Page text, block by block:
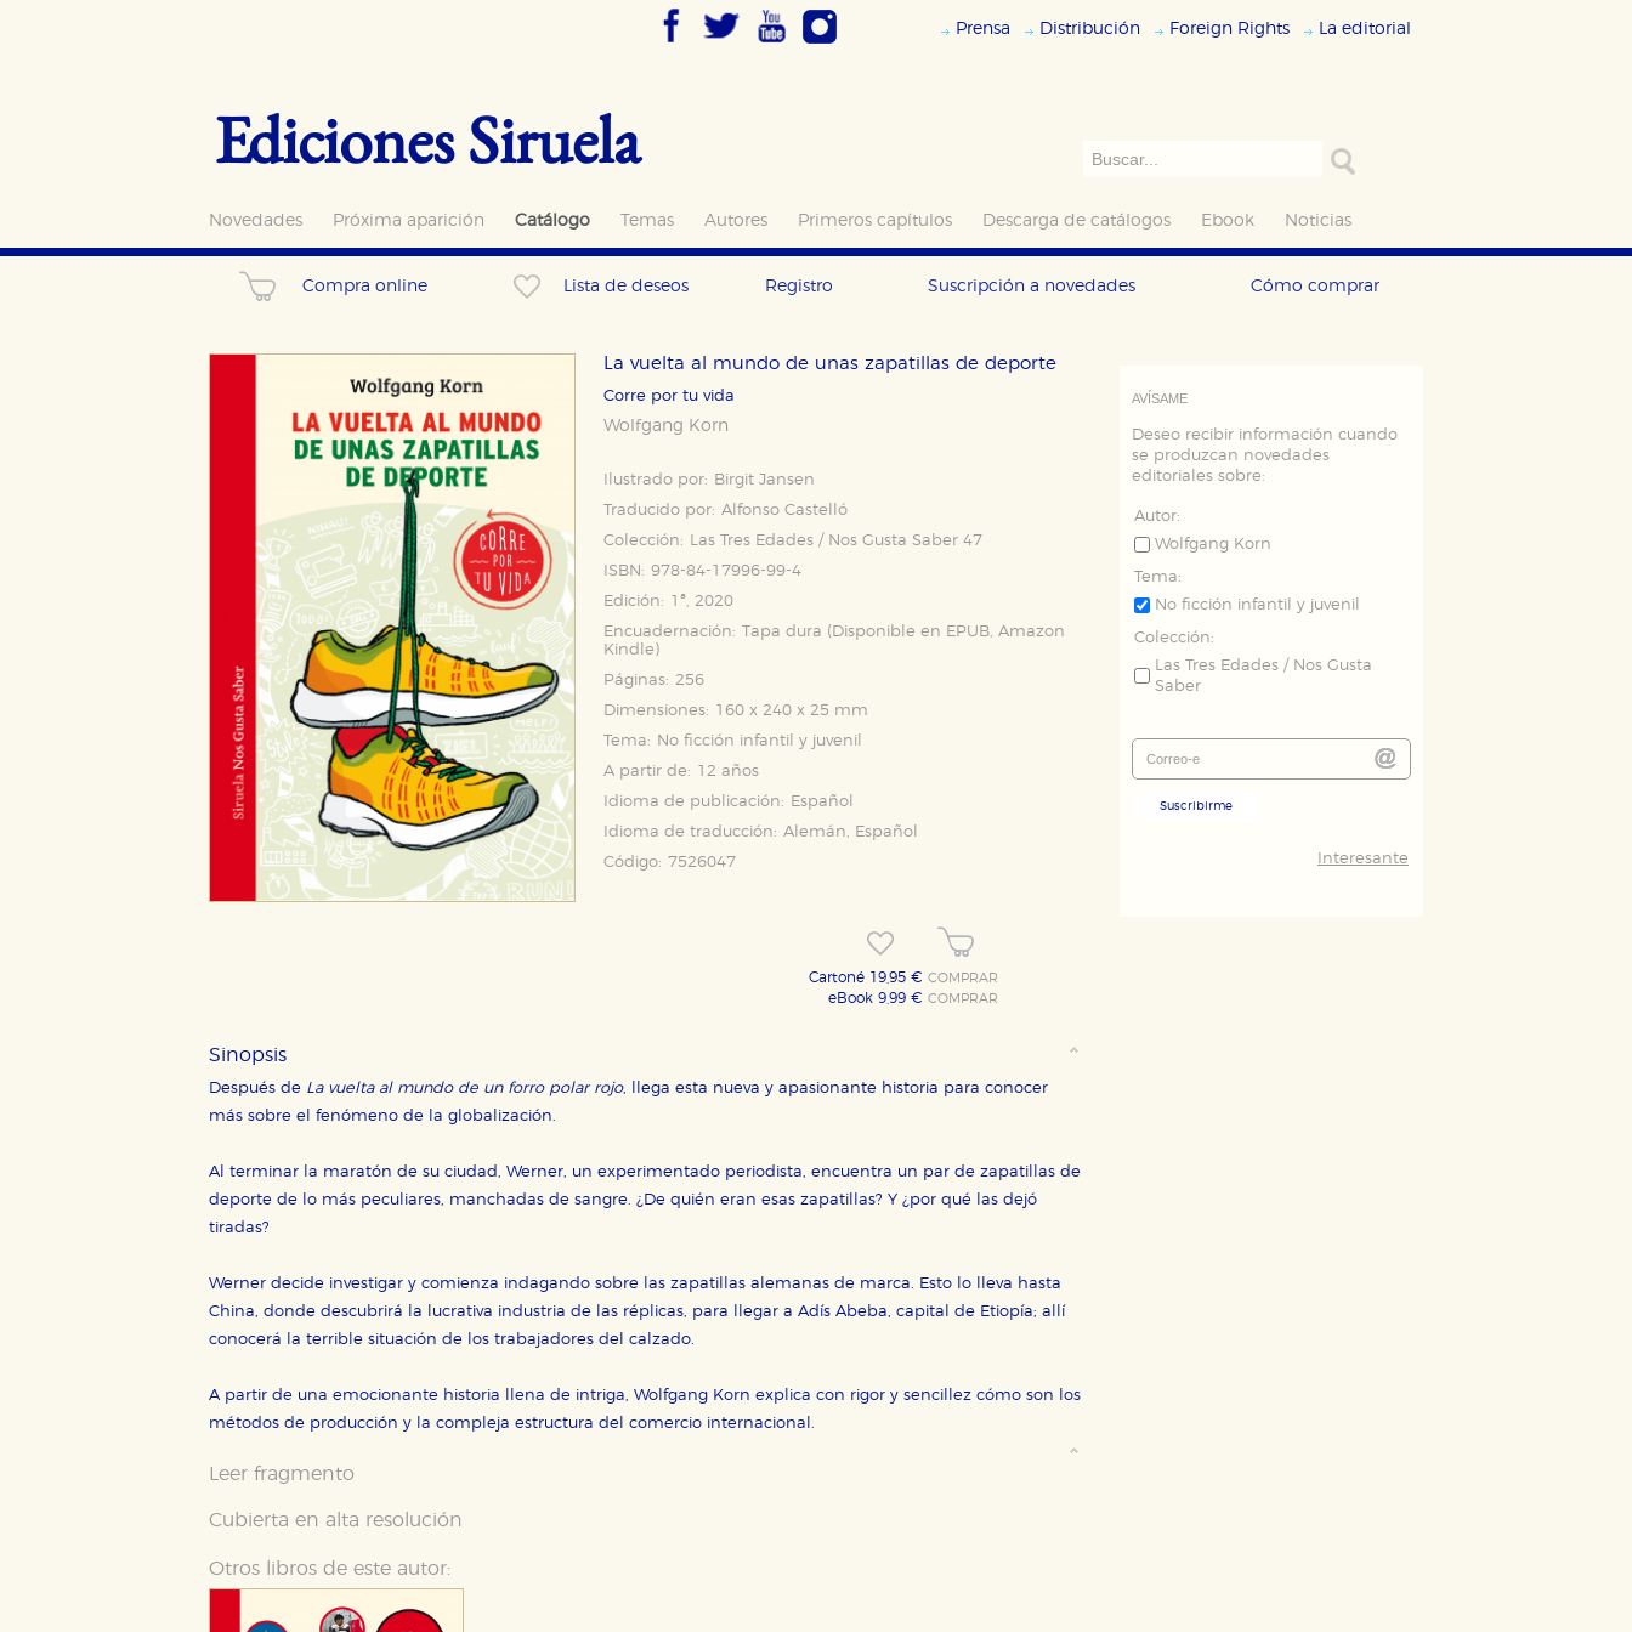
Prensa Distribución Foreign Rights La editorial
Ediciones Siruela
Novedades Próxima aparición Catálogo Temas Autores Primeros capítulos Descarga de catálogos Ebook Noticias
Compra online Lista de deseos Registro Suscripción a novedades Cómo comprar
La vuelta al mundo de unas zapatillas de deporte
Corre por tu vida
Wolfgang Korn
Ilustrado por:
Birgit Jansen
Traducido por: Alfonso Castelló
Colección:
Las Tres Edades / Nos Gusta Saber 47
ISBN: 978-84-17996-99-4
Edición: 1ª, 2020
Encuadernación: Tapa dura (Disponible en EPUB, Amazon
Kindle )
Páginas: 256
Dimensiones: 160 x 240 x 25 mm
Tema:
No ficción infantil y juvenil
A partir de: 12 años
Idioma de publicación:
Español
Idioma de traducción: Alemán, Español
Código: 7526047
Cartoné 19,95 €COMPRAR
eBook 9,99 €COMPRAR
Sinopsis
Después de La vuelta al mundo de un forro polar rojo, llega esta nueva y apasionante historia para conocer
más sobre el fenómeno de la globalización.
Al terminar la maratón de su ciudad, Werner, un experimentado periodista, encuentra un par de zapatillas de
deporte de lo más peculiares, manchadas de sangre. ¿De quién eran esas zapatillas? Y ¿por qué las dejó
tiradas?
Werner decide investigar y comienza indagando sobre las zapatillas alemanas de marca. Esto lo lleva hasta
China, donde descubrirá la lucrativa industria de las réplicas, para llegar a Adís Abeba, capital de Etiopía; allí
conocerá la terrible situación de los trabajadores del calzado.
A partir de una emocionante historia llena de intriga, Wolfgang Korn explica con rigor y sencillez cómo son los
métodos de producción y la compleja estructura del comercio internacional.
Leer fragmento
Cubierta en alta resolución
Otros libros de este autor:
AVÍSAME
Deseo recibir información cuando
se produzcan novedades
editoriales sobre:
Autor:
Wolfgang Korn
Tema:
No ficción infantil y juvenil
Colección:
Las Tres Edades / Nos Gusta
Saber
Suscribirme
Interesante
CONFIGURACIÓN DE COOKIES HABILITAR TODO
Cookies necesarias
Cookies de rendimiento y analíticas
Estas cookies se utilizan para mejorar su experiencia de navegación y optimizar el funcionamiento de nuestro sitio web. Almacenan
configuraciones de servicios para que no tenga que reconfigurarlos cada vez que nos visita. La información es agregada y, por lo
Cookies de publicidad y redes sociales
Estas cookies son gestionadas por nuestros socios publicitarios y se utilizan para mostrar publicidad relevante para sus intereses en
otros sitios. No almacenan directamente información personal sino que se basan en la identificación única de su navegador y
dispositivo de internet.